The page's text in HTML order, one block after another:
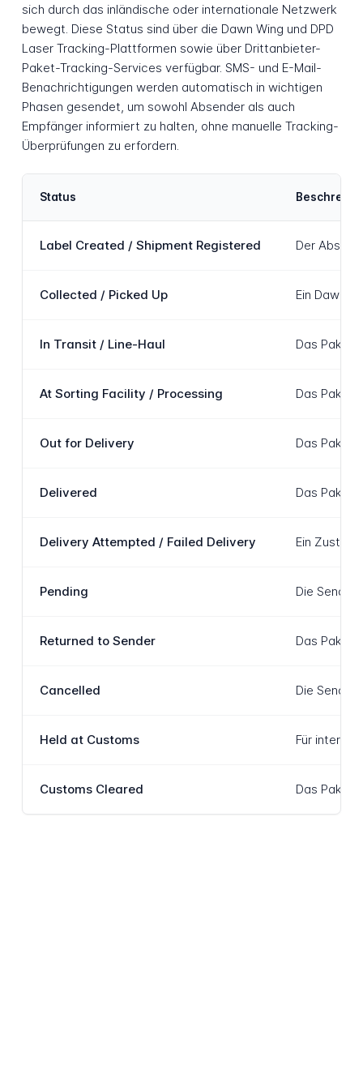
sich durch das inländische oder internationale Netzwerk
bewegt. Diese Status sind über die Dawn Wing und DPD
Laser Tracking-Plattformen sowie über Drittanbieter-
Paket-Tracking-Services verfügbar. SMS- und E-Mail-
Benachrichtigungen werden automatisch in wichtigen
Phasen gesendet, um sowohl Absender als auch
Empfänger informiert zu halten, ohne manuelle Tracking-
Überprüfungen zu erfordern.
Status
Label Created / Shipment Registered Der
Collected / Picked Up Ein Dawn
In Transit / Line-Haul Das Paket
At Sorting Facility / Processing Das Paket
Out for Delivery Das Paket
Delivered Das Paket
Delivery Attempted / Failed Delivery Ein
Pending Die
Returned to Sender Das Paket
Cancelled Die
Held at Customs Für
Customs Cleared Das Paket